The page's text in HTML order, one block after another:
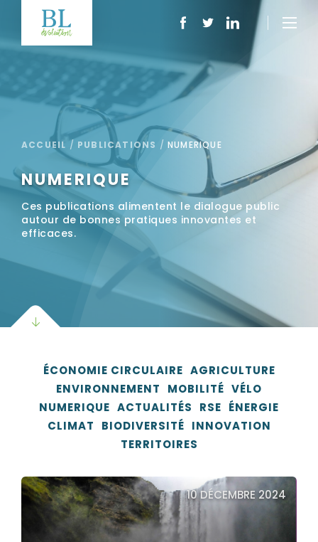
ACCUEIL / PUBLICATIONS /NUMERIQUE
NUMERIQUE
Ces publications alimentent le dialogue public
autour de bonnes pratiques innovantes et
efficaces.
ÉCONOMIE CIRCULAIRE AGRICULTURE
ENVIRONNEMENT
MOBILITÉ VÉLO
NUMERIQUE ACTUALITÉS RSE ÉNERGIE
CLIMAT
BIODIVERSITÉ INNOVATION
TERRITOIRES
10 DÉCEMBRE 2024